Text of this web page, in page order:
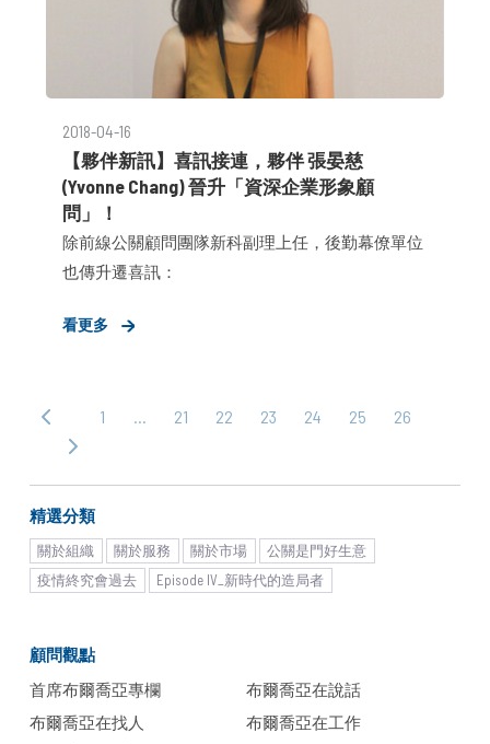
2018-04-16
【夥伴新訊】喜訊接連，夥伴 張晏慈
(Yvonne Chang) 晉升「資深企業形象顧
問」！
除前線公關顧問團隊新科副理上任，後勤幕僚單位
也傳升遷喜訊：
看更多
‹ 上
1 21 22 23 24 25 26
下
頁 ›
精選分類
關於組織 關於服務 關於市場
公關是門好生意
疫情終究會過去
Episode IV_新時代的造局者
顧問觀點
首席布爾喬亞專欄
布爾喬亞在說話
布爾喬亞在找人
布爾喬亞在工作